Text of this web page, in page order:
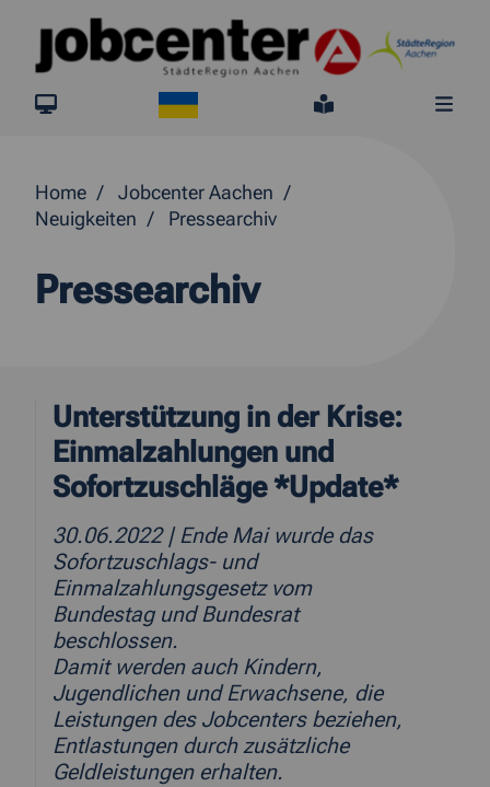
Springe direkt zum Inhalt
jobcenter.digital
Leichte
Home
Jobcenter Aachen
Neuigkeiten
Pressearchiv
Pressearchiv
Unterstützung in der Krise:
Einmalzahlungen und
Sofortzuschläge *Update*
30.06.2022 | Ende Mai wurde das
Sofortzuschlags- und
Einmalzahlungsgesetz vom
Bundestag und Bundesrat
beschlossen.
Damit werden auch Kindern,
Jugendlichen und Erwachsene, die
Leistungen des Jobcenters beziehen,
Entlastungen durch zusätzliche
Geldleistungen erhalten.